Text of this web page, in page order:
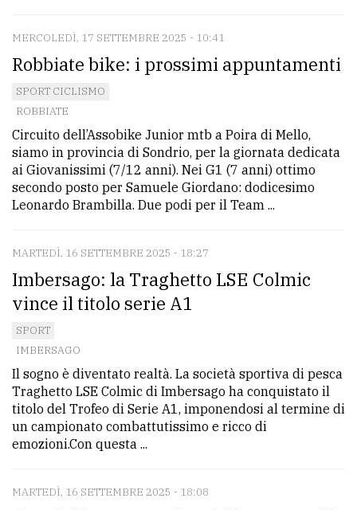
MERCOLEDÌ, 17 SETTEMBRE 2025 - 10:41
Robbiate bike: i prossimi appuntamenti
SPORT CICLISMO
ROBBIATE
Circuito dell’Assobike Junior mtb a Poira di Mello,
siamo in provincia di Sondrio, per la giornata dedicata
ai Giovanissimi (7/12 anni). Nei G1 (7 anni) ottimo
secondo posto per Samuele Giordano: dodicesimo
Leonardo Brambilla. Due podi per il Team ...
MARTEDÌ, 16 SETTEMBRE 2025 - 18:27
Imbersago: la Traghetto LSE Colmic
vince il titolo serie A1
SPORT
IMBERSAGO
Il sogno è diventato realtà. La società sportiva di pesca
Traghetto LSE Colmic di Imbersago ha conquistato il
titolo del Trofeo di Serie A1, imponendosi al termine di
un campionato combattutissimo e ricco di
emozioni.Con questa ...
MARTEDÌ, 16 SETTEMBRE 2025 - 18:08